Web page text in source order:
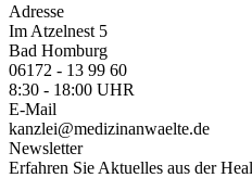
Adresse
Im Atzelnest 5
Bad Homburg
06172 - 13 99 60
8:30 - 18:00 UHR
E-Mail
kanzlei@medizinanwaelte.de
Newsletter
Erfahren Sie Aktuelles aus der